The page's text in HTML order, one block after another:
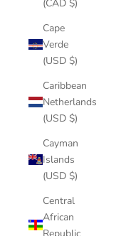
(CAD $)
Cape
Verde
(USD $)
Caribbean
Netherlands
(USD $)
Cayman
Islands
(USD $)
Central
African
Republic